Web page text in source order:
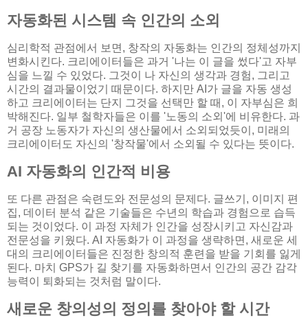
자동화된 시스템 속 인간의 소외
심리학적 관점에서 보면, 창작의 자동화는 인간의 정체성까지
변화시킨다. 크리에이터들은 과거 '나는 이 글을 썼다'고 자부
심을 느낄 수 있었다. 그것이 나 자신의 생각과 경험, 그리고
시간의 결과물이었기 때문이다. 하지만 AI가 글을 자동 생성
하고 크리에이터는 단지 그것을 선택만 할 때, 이 자부심은 희
박해진다. 일부 철학자들은 이를 '노동의 소외'에 비유한다. 과
거 공장 노동자가 자신의 생산물에서 소외되었듯이, 미래의
크리에이터도 자신의 '창작물'에서 소외될 수 있다는 뜻이다.
AI 자동화의 인간적 비용
또 다른 관점은 숙련도와 전문성의 문제다. 글쓰기, 이미지 편
집, 데이터 분석 같은 기술들은 수년의 학습과 경험으로 습득
되는 것이었다. 이 과정 자체가 인간을 성장시키고 자신감과
전문성을 키웠다. AI 자동화가 이 과정을 생략하면, 새로운 세
대의 크리에이터들은 진정한 창의적 훈련을 받을 기회를 잃게
된다. 마치 GPS가 길 찾기를 자동화하면서 인간의 공간 감각
능력이 퇴화되는 것처럼 말이다.
새로운 창의성의 정의를 찾아야 할 시간